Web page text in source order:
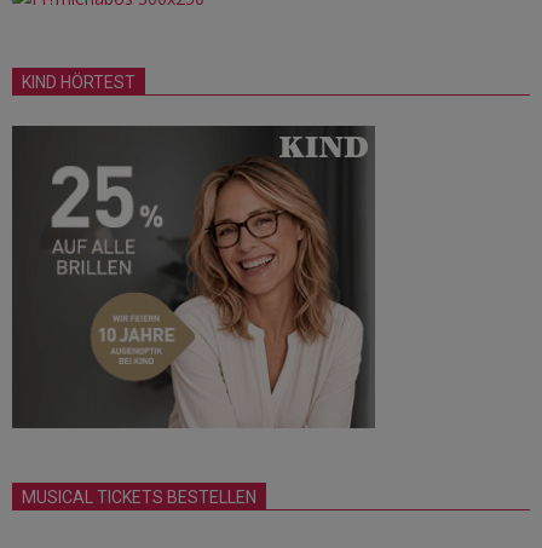
KIND HÖRTEST
MUSICAL TICKETS BESTELLEN